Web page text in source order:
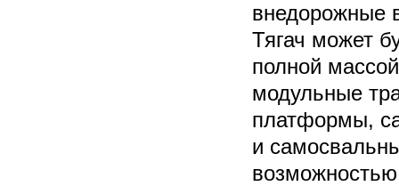
внедорожные
Тягач может
полной
модульные
платформы,
и